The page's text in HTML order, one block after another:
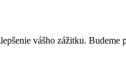
vášho zážitku.